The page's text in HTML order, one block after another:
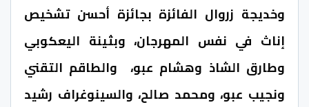
وخديجة زروال الفائزة بجائزة أحسن تشخيص
إناث في نفس المهرجان، وبثينة اليعكوبي
وطارق الشاذ وهشام عبو، والطاقم التقني
ونجيب عبو، ومحمد صالح، والسينوغراف رشيد